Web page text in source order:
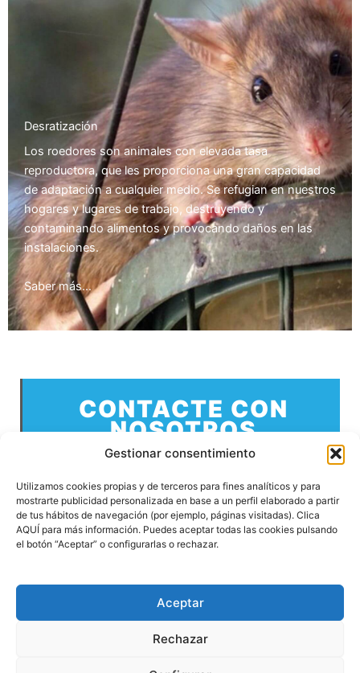
Gestionar consentimiento
Utilizamos cookies propias y de terceros para fines analíticos y para
mostrarte publicidad personalizada en base a un perfil elaborado a partir
de tus hábitos de navegación (por ejemplo, páginas visitadas). Clica
AQUÍ para más información. Puedes aceptar todas las cookies pulsando
el botón “Aceptar” o configurarlas o rechazar.
Aceptar
Rechazar
Desratización
Los roedores son animales con elevada tasa
reproductora, que les proporciona una gran capacidad
de adaptación a cualquier medio. Se refugian en nuestros
hogares y lugares de trabajo, destruyendo y
contaminando alimentos y provocando daños en las
instalaciones.
Saber más…
CONTACTE CON
NOSOTROS
CONTACTE
Copyright © 2026
Aviso Legal